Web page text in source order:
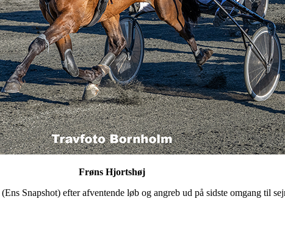
Frøns Hjortshøj
(Ens Snapshot) efter afventende løb og angreb ud på sidste omgang til